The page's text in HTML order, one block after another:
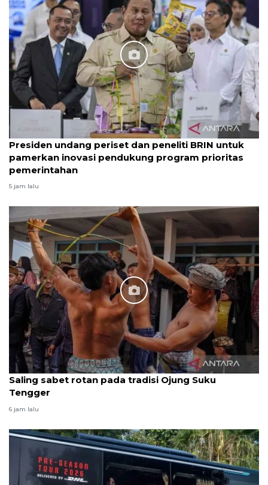
Presiden undang periset dan peneliti BRIN untuk
pamerkan inovasi pendukung program prioritas
pemerintahan
5 jam lalu
Saling sabet rotan pada tradisi Ojung Suku
Tengger
6 jam lalu